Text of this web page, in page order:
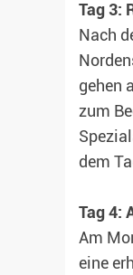
Tag 3:
Nach
gehen
zum
dem
Tag 4:
Am
eine